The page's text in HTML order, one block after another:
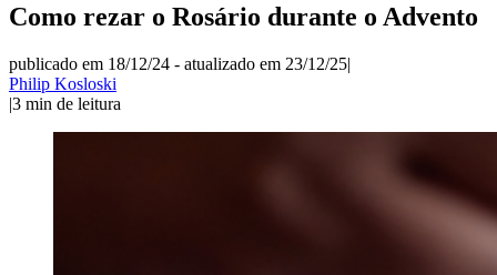
Como rezar o Rosário durante o Advento
publicado em 18/12/24 - atualizado em 23/12/25|
Philip Kosloski
|3 min de leitura